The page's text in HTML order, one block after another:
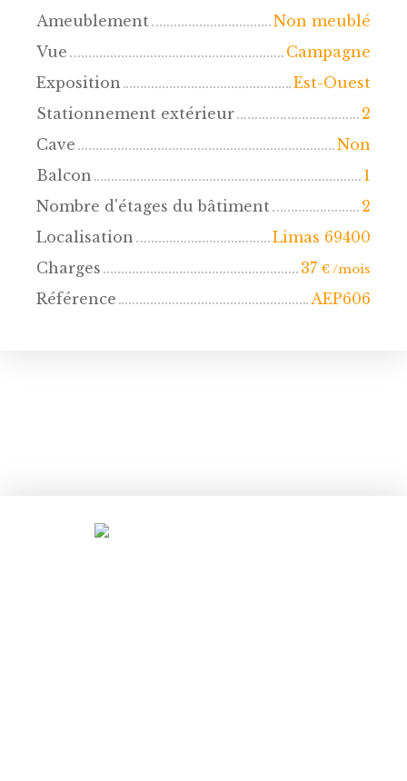
Ameublement
Non meublé
Vue
Campagne
Exposition
Est-Ouest
Stationnement extérieur
2
Cave
Non
Balcon
1
Nombre d'étages du bâtiment
2
Localisation
Limas 69400
Charges
37 € /mois
Référence AEP606